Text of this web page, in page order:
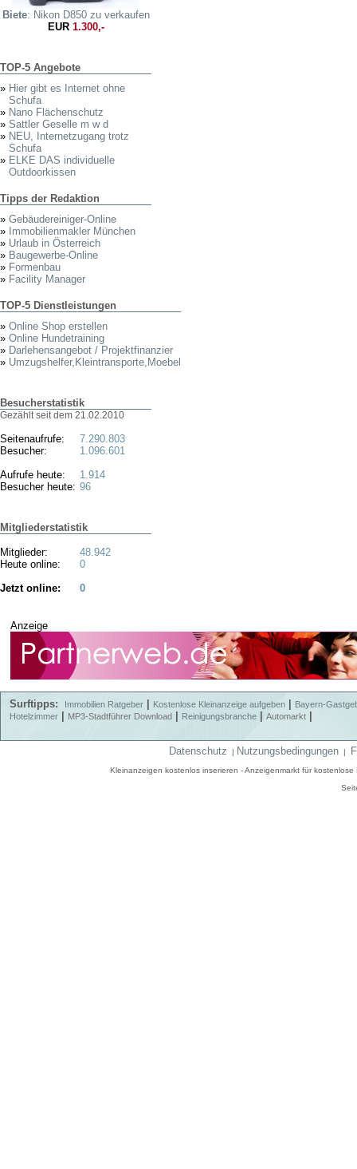
Biete: Nikon D850 zu verkaufen
EUR1.300,-
TOP-5 Angebote
» Hier gibt es Internet ohne
Schufa
» Nano Flächenschutz
» Sattler Geselle m w d
» NEU, Internetzugang trotz
Schufa
» ELKE DAS individuelle
Outdoorkissen
Tipps der Redaktion
» Gebäudereiniger-Online
» Immobilienmakler München
» Urlaub in Österreich
» Baugewerbe-Online
» Formenbau
» Facility Manager
TOP-5 Dienstleistungen
» Online Shop erstellen
» Online Hundetraining
» Darlehensangebot / Projektfinanzier
» Umzugshelfer,Kleintransporte,Moebel
Besucherstatistik
Gezählt seit dem 21.02.2010
Seitenaufrufe:
Besucher:
Aufrufe heute:
Besucher heute:
7.290.803
1.096.601
1.914
96
Mitgliederstatistik
Mitglieder:
Heute online:
48.942
0
Jetzt online:
0
Anzeige
Surftipps: Immobilien Ratgeber Kostenlose Kleinanzeige aufgeben
Bayern-
Hotelzimmer
MP3-Stadtführer Download Reinigungsbranche Automarkt
Datenschutz | Nutzungsbedingungen |
Kleinanzeigen kostenlos inserieren - Anzeigenmarkt für